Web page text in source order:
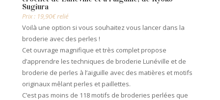
Sugiura
Prix : 19,90€ relié
Voilà une option si vous souhaitez vous lancer dans la
broderie avec des perles !
Cet ouvrage magnifique et très complet propose
d’apprendre les techniques de broderie Lunéville et de
broderie de perles à l’aiguille avec des matières et motifs
originaux mêlant perles et paillettes.
C’est pas moins de 118 motifs de broderies perlées que